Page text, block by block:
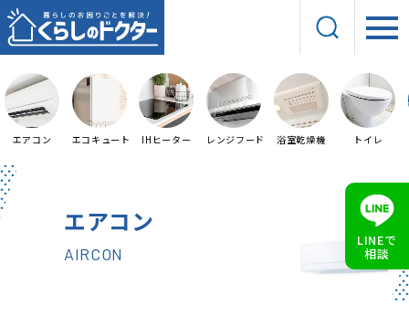
エアコン エコキュート IHヒーター レンジフード 浴室乾燥機 トイレ
エアコン
AIRCON
LINEで
相談